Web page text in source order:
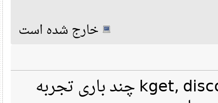
خارج شده است
منم این مشکلو با kget, discover چند باری تجربه